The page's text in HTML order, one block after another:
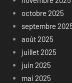
octobre 2025
septembre
août 2025
juillet 2025
juin 2025
mai 2025